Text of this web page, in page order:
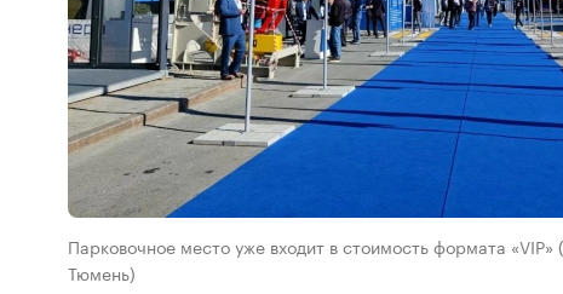
Парковочное место уже входит в стоимость формата
Тюмень)